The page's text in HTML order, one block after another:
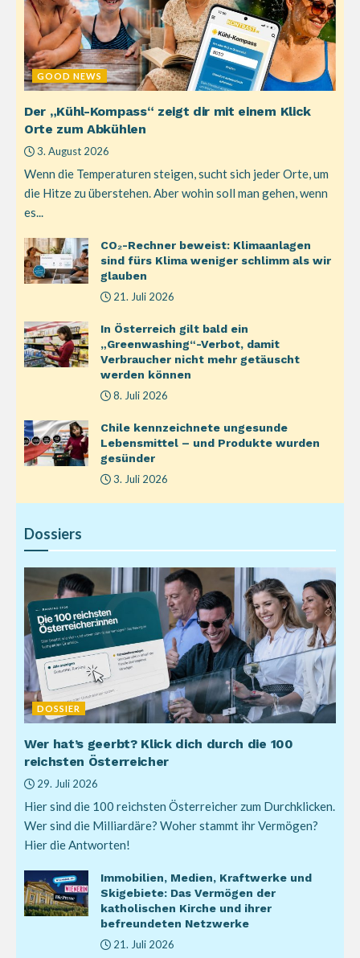
GOOD NEWS
Der „Kühl-Kompass“ zeigt dir mit einem Klick
Orte zum Abkühlen
3. August 2026
Wenn die Temperaturen steigen, sucht sich jeder Orte, um
die Hitze zu überstehen. Aber wohin soll man gehen, wenn
es...
CO₂-Rechner beweist: Klimaanlagen
sind fürs Klima weniger schlimm als wir
glauben
21. Juli 2026
In Österreich gilt bald ein
„Greenwashing“-Verbot, damit
Verbraucher nicht mehr getäuscht
werden können
8. Juli 2026
Chile kennzeichnete ungesunde
Lebensmittel – und Produkte wurden
gesünder
3. Juli 2026
Dossiers
DOSSIER
Wer hat’s geerbt? Klick dich durch die 100
reichsten Österreicher
29. Juli 2026
Hier sind die 100 reichsten Österreicher zum Durchklicken.
Wer sind die Milliardäre? Woher stammt ihr Vermögen?
Hier die Antworten!
Immobilien, Medien, Kraftwerke und
Skigebiete: Das Vermögen der
katholischen Kirche und ihrer
befreundeten Netzwerke
21. Juli 2026